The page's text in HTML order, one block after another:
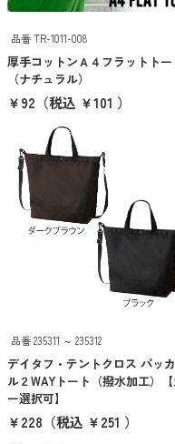
カテゴリーから探す
エコバッグ・トートバッグ
タンブラー・ボトル
美容・コスメ・メディカル
傘・雨具
PC・スマホグッズ
筆記用具
品番 TR-1011-008
厚手コットンＡ４フラットトー
（ナチュラル）
￥92 （税込 ￥101 ）
品番 235311 ～ 235312
デイタフ・テントクロス パッ
ル２WAYトート（撥水加工）
ー選択可】
￥228 （税込 ￥251 ）